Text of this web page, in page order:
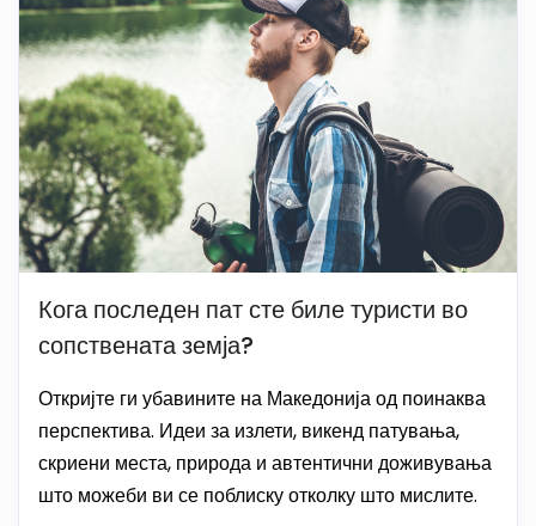
Кога последен пат сте биле туристи во
сопствената земја?
Откријте ги убавините на Македонија од поинаква
перспектива. Идеи за излети, викенд патувања,
скриени места, природа и автентични доживувања
што можеби ви се поблиску отколку што мислите.